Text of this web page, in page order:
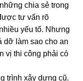
chia sẻ trong
tư vấn rõ
yếu tố. Nhưng
dỡ làm sao cho an
vị thi công phải có